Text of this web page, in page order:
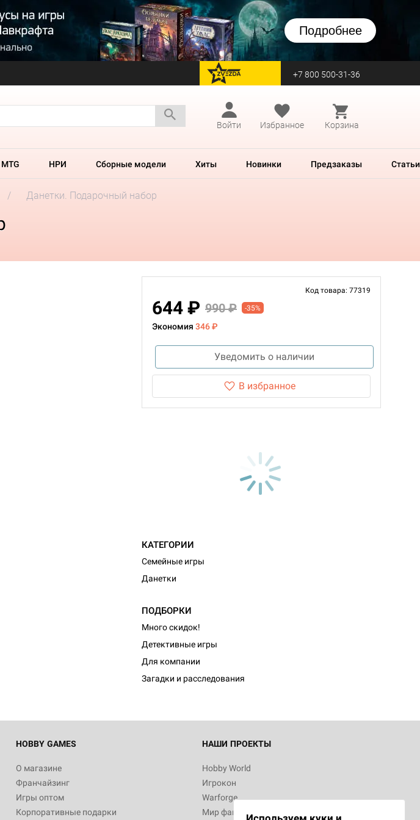
Подробнее
перейти на Zvezda +7 800 500-31-36
Войти
Избранное Корзина
MTG НРИ Сборные модели Хиты Новинки Предзаказы Статьи
Данетки. Подарочный набор
Код товара: 77319
644 ₽ 990 ₽ -35%
Экономия 346 ₽
Уведомить о наличии
В избранное
КАТЕГОРИИ
Семейные игры
Данетки
ПОДБОРКИ
Много скидок!
Детективные игры
Для компании
Загадки и расследования
HOBBY GAMES
О магазине
Франчайзинг
Игры оптом
Корпоративные подарки
НАШИ ПРОЕКТЫ
Hobby World
Игрокон
Warforge
Мир фантастики
Настольная игра Hobby World Монстры
Белая смерть
12 990
Настольная игра Hobby World Ужас